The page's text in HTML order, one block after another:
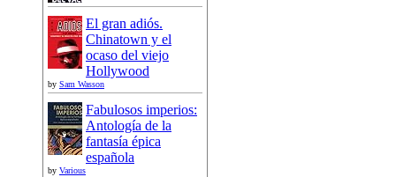
El gran adiós.
Chinatown y el
ocaso del viejo
Hollywood
by Sam Wasson
Fabulosos imperios:
Antología de la
fantasía épica
española
by Various